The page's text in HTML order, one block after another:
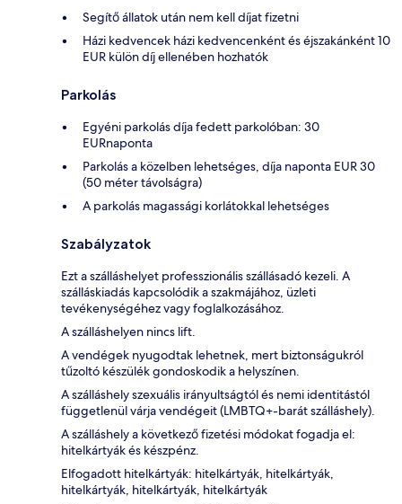
Segítő állatok után nem kell díjat fizetni
Házi kedvencek házi kedvencenként és éjszakánként 10
EUR külön díj ellenében hozhatók
Parkolás
Egyéni parkolás díja fedett parkolóban: 30
EURnaponta
Parkolás a közelben lehetséges, díja naponta EUR 30
(50 méter távolságra)
A parkolás magassági korlátokkal lehetséges
Szabályzatok
Ezt a szálláshelyet professzionális szállásadó kezeli. A
szálláskiadás kapcsolódik a szakmájához, üzleti
tevékenységéhez vagy foglalkozásához.
A szálláshelyen nincs lift.
A vendégek nyugodtak lehetnek, mert biztonságukról
tűzoltó készülék gondoskodik a helyszínen.
A szálláshely szexuális irányultságtól és nemi identitástól
függetlenül várja vendégeit (LMBTQ+-barát szálláshely).
A szálláshely a következő fizetési módokat fogadja el:
hitelkártyák és készpénz.
Elfogadott hitelkártyák: hitelkártyák, hitelkártyák,
hitelkártyák, hitelkártyák, hitelkártyák